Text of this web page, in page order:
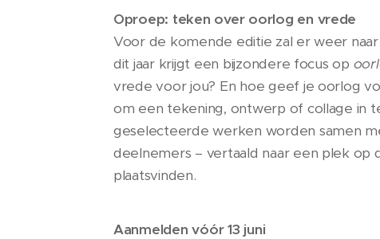
Oproep: teken over oorlog en vrede
Voor de komende editie zal er weer
dit jaar krijgt een bijzondere focus op
vrede voor jou? En hoe geef je oorlog
om een tekening, ontwerp of collage in
geselecteerde werken worden samen
deelnemers – vertaald naar een plek op
plaatsvinden.
Aanmelden vóór13 juni